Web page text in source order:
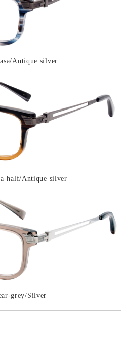
Antique silver
half/Antique silver
grey/Silver